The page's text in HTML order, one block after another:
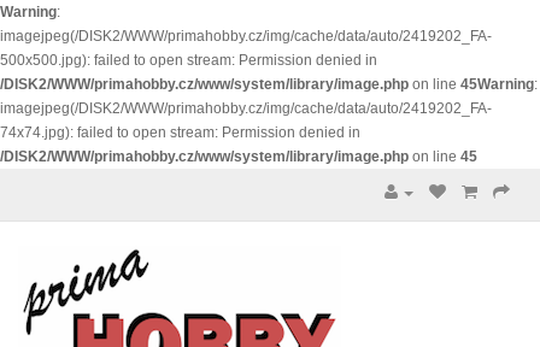
Warning:
imagejpeg(/DISK2/WWW/primahobby.cz/img/cache/data/auto/2419202_FA-
500x500.jpg): failed to open stream: Permission denied in
/DISK2/WWW/primahobby.cz/www/system/library/image.php on line 45Warning:
imagejpeg(/DISK2/WWW/primahobby.cz/img/cache/data/auto/2419202_FA-
74x74.jpg): failed to open stream: Permission denied in
/DISK2/WWW/primahobby.cz/www/system/library/image.php on line 45